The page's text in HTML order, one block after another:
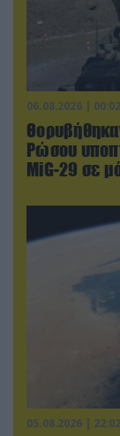
06.08.2026 | 00:02
Ρώσου
MiG-29 σε
05.08.2026 | 22:02